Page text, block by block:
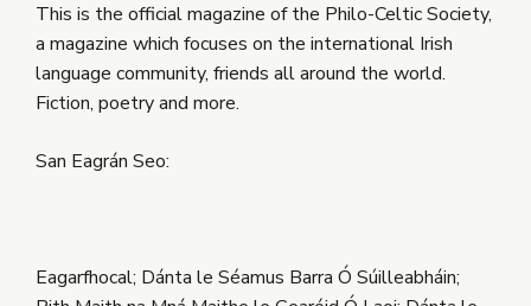
This is the official magazine of the Philo-Celtic Society,
a magazine which focuses on the international Irish
language community, friends all around the world.
Fiction, poetry and more.
San Eagrán Seo:
Eagarfhocal; Dánta le Séamus Barra Ó Súilleabháin;